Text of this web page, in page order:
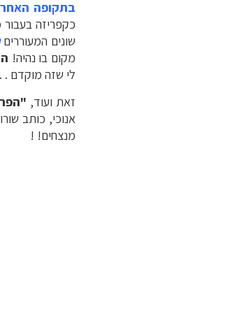
בתקופה
כקפריזה
שונים המעוררים
מקום בו נהיה!
לי שזה מוקדם . . אגב, עכשיו 08:30 בבוקר, אני אחריי 2 אימונים מקסימים
זאת ועוד,
אנוכי, כותב
מנצחים! !